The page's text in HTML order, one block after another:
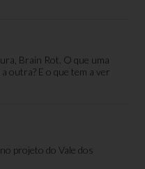
Brain Rot. O que uma
outra? E o que tem a ver
projeto do Vale dos